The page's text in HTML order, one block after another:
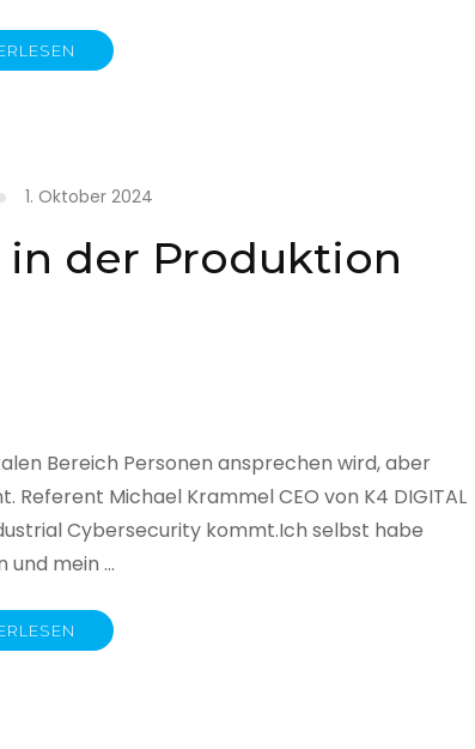
1. Oktober 2024
der Produktion
Bereich Personen ansprechen wird, aber
Michael Krammel CEO von K4 DIGITAL
Cybersecurity kommt.Ich selbst habe
und mein …